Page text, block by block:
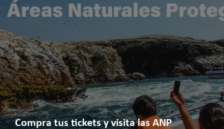
Compra tus tickets y visita las ANP